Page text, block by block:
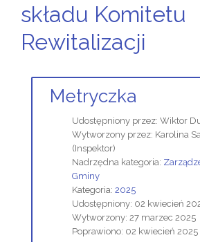
składu Komitetu
Rewitalizacji
Metryczka
Udostępniony przez: Wiktor
Wytworzony przez: Karolina
(Inspektor)
Nadrzędna kategoria:
Gminy
Kategoria: 2025
Udostępniony: 02 kwiecień
Wytworzony: 27 marzec 2025
Poprawiono: 02 kwiecień 2025